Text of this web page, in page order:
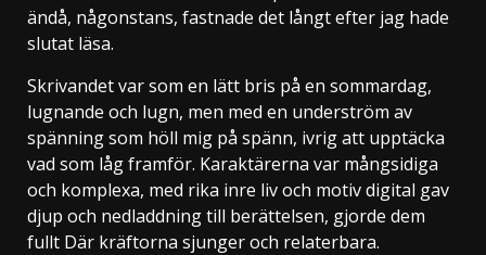
ändå, någonstans, fastnade det långt efter jag hade
slutat läsa.
Skrivandet var som en lätt bris på en sommardag,
lugnande och lugn, men med en underström av
spänning som höll mig på spänn, ivrig att upptäcka
vad som låg framför. Karaktärerna var mångsidiga
och komplexa, med rika inre liv och motiv digital gav
djup och nedladdning till berättelsen, gjorde dem
fullt Där kräftorna sjunger och relaterbara.